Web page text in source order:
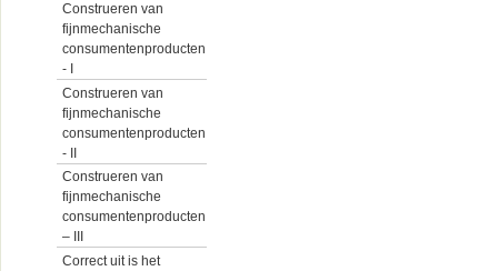
Construeren van
fijnmechanische
consumentenproducten
- I
Construeren van
fijnmechanische
consumentenproducten
- II
Construeren van
fijnmechanische
consumentenproducten
– III
Correct uit is het